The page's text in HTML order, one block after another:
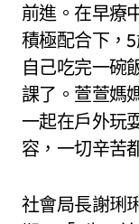
前進。在早療
積極配合下，
自己吃完一碗
課了。萱萱媽
一起在戶外玩
容，一切辛苦
社會局長謝琍